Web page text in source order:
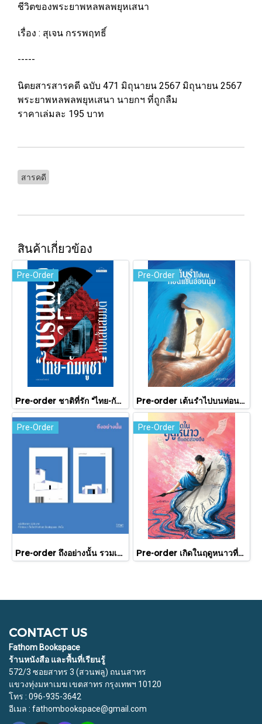
ชีวิตของพระยาพหลพลพยุหเสนา
เรื่อง : สุเจน กรรพฤทธิ์
-----
นิตยสารสารคดี ฉบับ 471 มิถุนายน 2567 มิถุนายน 2567
พระยาพหลพลพยุหเสนา นายกฯ ที่ถูกลืม
ราคาเล่มละ 195 บาท
สารคดี
สินค้าเกี่ยวข้อง
Pre-Order
Pre-order ชาติที่รัก "ไทย-กัมพูชา" กับเส้นสมมติ / พวงทอง ภวัครพันธุ์ / มติชน
Pre-Order
Pre-order เต้นรำไปบนท่อนแขนอ่อนนุ่ม / นทธี ศศิวิมล / Pandora Press
Pre-Order
Pre-order ถึงอย่างนั้น รวมเรื่องสั้น / ภู่มณี ศิริพรไพบูลย์ / สำนักพิมพ์ตำหนัก
Pre-Order
Pre-order เกิดในฤดูหนาวที่แดดส่องถึง / นทธี ศศิวิมล / Pandora Press
CONTACT US
Fathom Bookspace
ร้านหนังสือ และพื้นที่เรียนรู้
572/3 ซอยสาทร 3 (สวนพลู) ถนนสาทร
แขวงทุ่งมหาเมฆ เขตสาทร กรุงเทพฯ 10120
โทร : 096-935-3642
อีเมล : fathombookspace@gmail.com